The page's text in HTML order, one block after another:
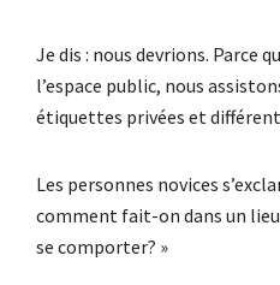
Je dis : nous devrions. Parce
l’espace public, nous
étiquettes privées et
Les personnes novices
comment fait-on dans un
se comporter? »